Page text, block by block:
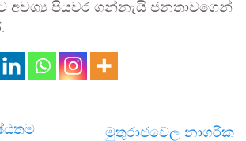
අවශ්‍ය පියවර ගන්නැයි ජනතාවගෙන්
මුතුරාජවෙල නාගරික